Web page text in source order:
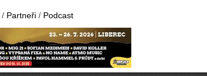
/ Partneři / Podcast